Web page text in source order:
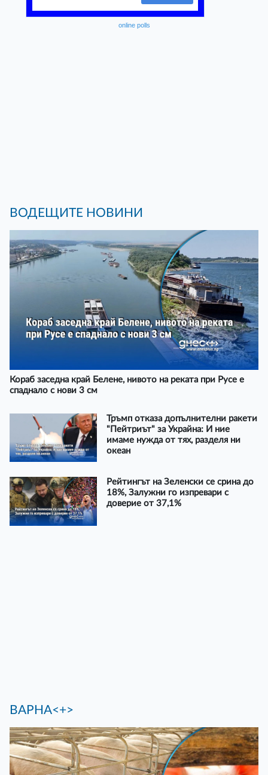
online polls
ВОДЕЩИТЕ НОВИНИ
Кораб заседна край Белене, нивото на реката при Русе е
спаднало с нови 3 см
Тръмп отказа допълнителни ракети
"Пейтриът" за Украйна: И ние
имаме нужда от тях, разделя ни
океан
Рейтингът на Зеленски се срина до
18%, Залужни го изпревари с
доверие от 37,1%
ВАРНА<+>